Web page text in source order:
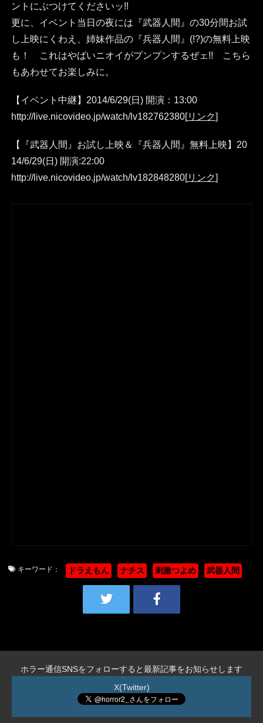
ントにぶつけてくださいッ!!
更に、イベント当日の夜には『武器人間』の30分間お試
し上映にくわえ、姉妹作品の『兵器人間』(!?)の無料上映
も！ これはやばいニオイがプンプンするぜェ!! こちら
もあわせてお楽しみに。
【イベント中継】2014/6/29(日) 開演：13:00
http://live.nicovideo.jp/watch/lv182762380[リンク]
【『武器人間』お試し上映＆『兵器人間』無料上映】20
14/6/29(日) 開演:22:00
http://live.nicovideo.jp/watch/lv182848280[リンク]
キーワード： ドラえもん ナチス 刺激つよめ 武器人間
ホラー通信SNSをフォローすると最新記事をお知らせします
X(Twitter)